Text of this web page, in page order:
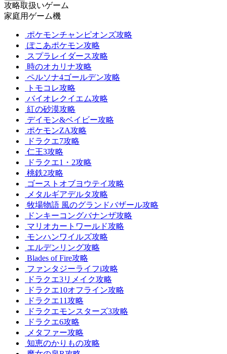
攻略取扱いゲーム
家庭用ゲーム機
ポケモンチャンピオンズ攻略
ぽこあポケモン攻略
スプラレイダース攻略
時のオカリナ攻略
ペルソナ4ゴールデン攻略
トモコレ攻略
バイオレクイエム攻略
紅の砂漠攻略
デイモン&ベイビー攻略
ポケモンZA攻略
ドラクエ7攻略
仁王3攻略
ドラクエ1・2攻略
桃鉄2攻略
ゴーストオブヨウテイ攻略
メタルギアデルタ攻略
牧場物語 風のグランドバザール攻略
ドンキーコングバナンザ攻略
マリオカートワールド攻略
モンハンワイルズ攻略
エルデンリング攻略
Blades of Fire攻略
ファンタジーライフi攻略
ドラクエ3リメイク攻略
ドラクエ10オフライン攻略
ドラクエ11攻略
ドラクエモンスターズ3攻略
ドラクエ6攻略
メタファー攻略
知恵のかりもの攻略